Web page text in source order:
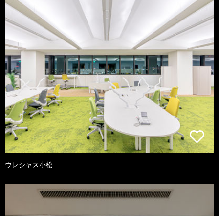
ウレシャス小松